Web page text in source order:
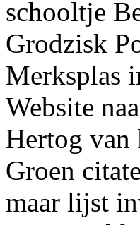
schooltje
Grodzisk
Merksplas
Website
Hertog van
Groen
maar lijst